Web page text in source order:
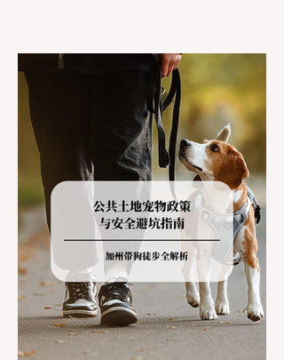
(Chain Controls)。 不了解这些规定，不仅可
能面临高额罚单或被公路巡警（CHP）劝
返，更可能在冰雪路面上引发严重的安全事
故。本文将为您系统解析加州的防滑链政策，
帮助您明确自己的车型在不同路况下的具体要
求，并为出行做好充足准备。 一、 核心概
念：看懂加州 R1, R2, R3 管制级别 当恶劣天
气来袭，加州交通局会在公路上启动防滑链管
制，并通过电子路牌指示当前的管制级别。加
州采用三个递进的级别（R1至R3）来规范通
行车辆： R1 管制 (Requirement 1) 规定内
容： 所有车辆必须安装防滑链。 豁免条件：
乘用车（Passenger Vehicles）、轻型卡车
（Light Trucks）只要配备了雪地轮胎（Snow
Tires），即可免装防滑链